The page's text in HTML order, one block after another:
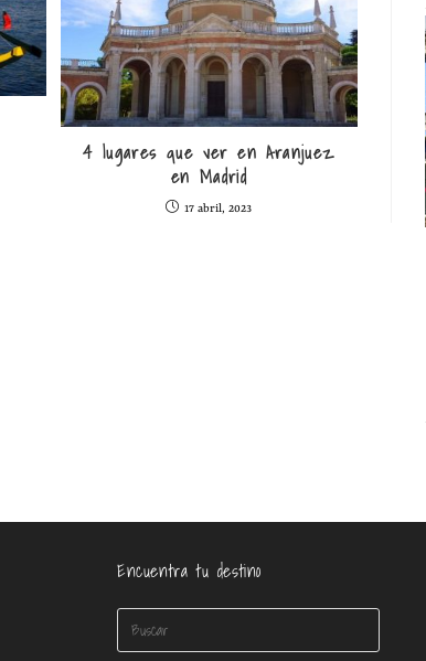
4 lugares que ver en Aranjuez
en Madrid
17 abril, 2023
Encuentra tu destino